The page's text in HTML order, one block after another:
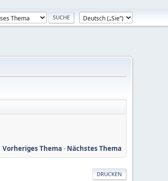
Vorheriges Thema - Nächstes Thema
DRUCKEN